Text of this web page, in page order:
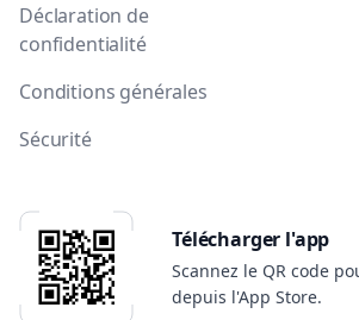
Déclaration de
confidentialité
Conditions générales
Sécurité
Télécharger l'app
Scannez le QR code
depuis l'App Store.